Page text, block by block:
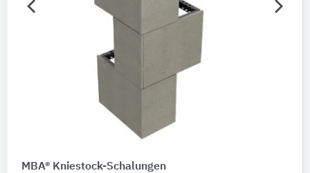
MBA® Kniestock-Schalungen